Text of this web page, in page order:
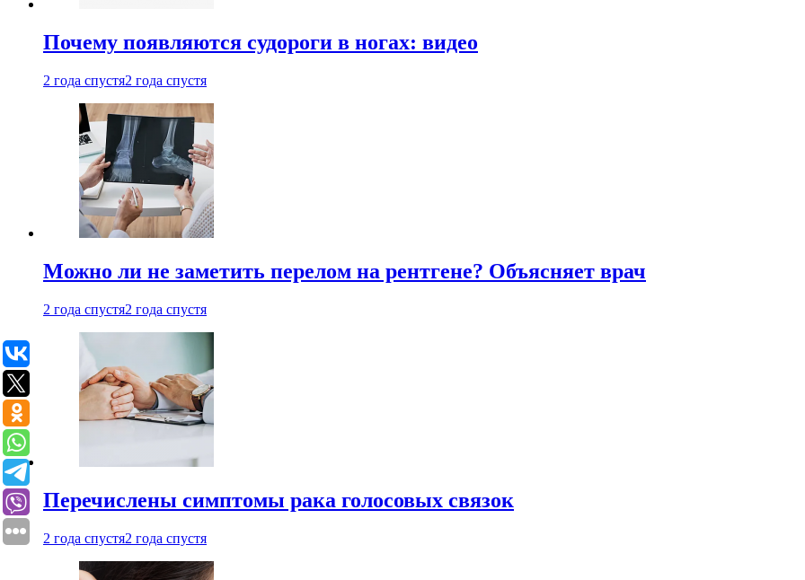
Почему появляются судороги в ногах: видео
2 года спустя2 года спустя
Можно ли не заметить перелом на рентгене? Объясняет врач
2 года спустя2 года спустя
Перечислены симптомы рака голосовых связок
2 года спустя2 года спустя